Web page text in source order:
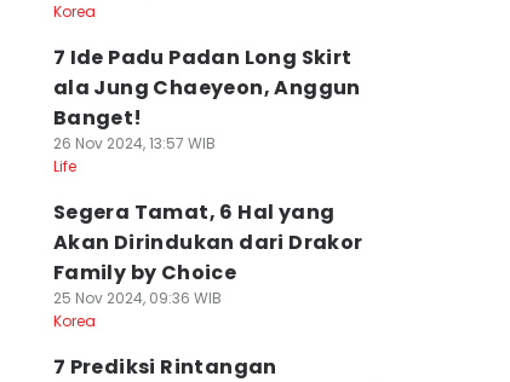
Korea
7 Ide Padu Padan Long Skirt
ala Jung Chaeyeon, Anggun
Banget!
26 Nov 2024, 13:57 WIB
Life
Segera Tamat, 6 Hal yang
Akan Dirindukan dari Drakor
Family by Choice
25 Nov 2024, 09:36 WIB
Korea
7 Prediksi Rintangan